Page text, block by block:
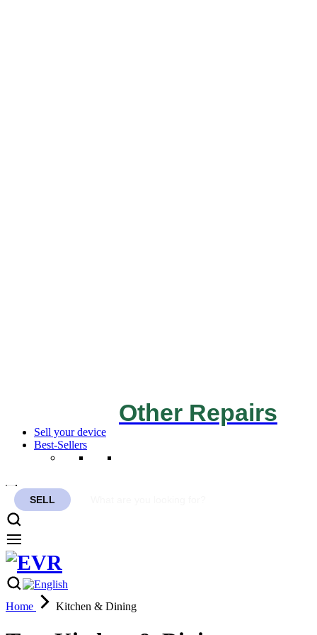
Other Repairs
Sell your device
Best-Sellers
SELL
Home
Kitchen & Dining